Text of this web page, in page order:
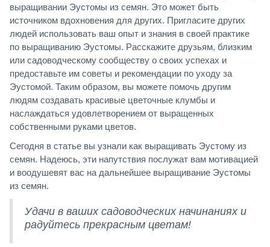
выращивании Эустомы из семян. Это может быть
источником вдохновения для других. Пригласите других
людей использовать ваш опыт и знания в своей практике
по выращиванию Эустомы. Расскажите друзьям, близким
или садоводческому сообществу о своих успехах и
предоставьте им советы и рекомендации по уходу за
Эустомой. Таким образом, вы можете помочь другим
людям создавать красивые цветочные клумбы и
наслаждаться удовлетворением от выращенных
собственными руками цветов.
Сегодня в статье вы узнали как выращивать Эустому из
семян. Надеюсь, эти напутствия послужат вам мотивацией
и воодушевят вас на дальнейшее выращивание Эустомы
из семян.
Удачи в ваших садоводческих начинаниях и
радуйтесь прекрасным цветам!